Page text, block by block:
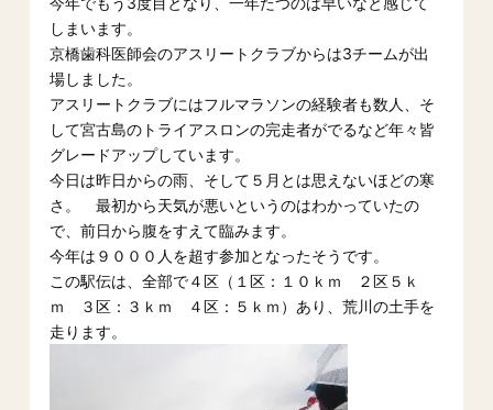
しまいます。
京橋歯科医師会のアスリートクラブからは3チームが出
場しました。
アスリートクラブにはフルマラソンの経験者も数人、そ
して宮古島のトライアスロンの完走者がでるなど年々皆
グレードアップしています。
今日は昨日からの雨、そして５月とは思えないほどの寒
さ。 最初から天気が悪いというのはわかっていたの
で、前日から腹をすえて臨みます。
今年は９０００人を超す参加となったそうです。
この駅伝は、全部で４区（１区：１０ｋｍ ２区５ｋ
ｍ ３区：３ｋｍ ４区：５ｋｍ）あり、荒川の土手を
走ります。